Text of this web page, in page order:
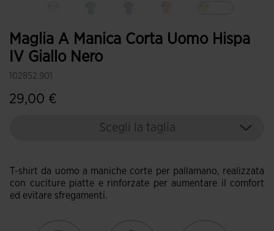
Maglia A Manica Corta Uomo Hispa
IV Giallo Nero
102852.901
29,00 €
Scegli la taglia
T-shirt da uomo a maniche corte per pallamano, realizzata
con cuciture piatte e rinforzate per aumentare il comfort
ed evitare sfregamenti.